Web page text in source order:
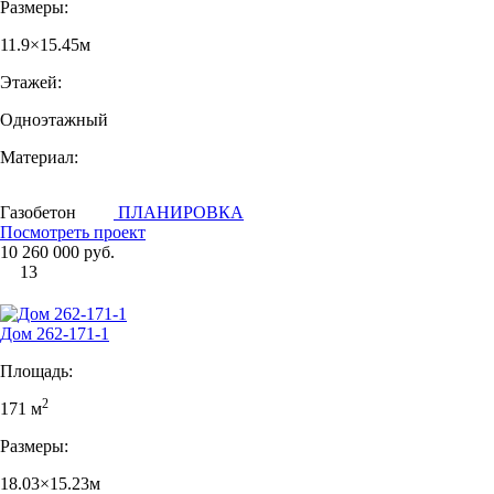
Размеры:
11.9×15.45м
Этажей:
Одноэтажный
Материал:
Газобетон
ПЛАНИРОВКА
Посмотреть проект
10 260 000 руб.
13
Дом 262-171-1
Площадь:
171 м2
Размеры:
18.03×15.23м